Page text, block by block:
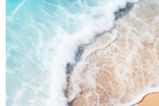
Motion graphics
Images Éditoriales
Événements Éditoriaux